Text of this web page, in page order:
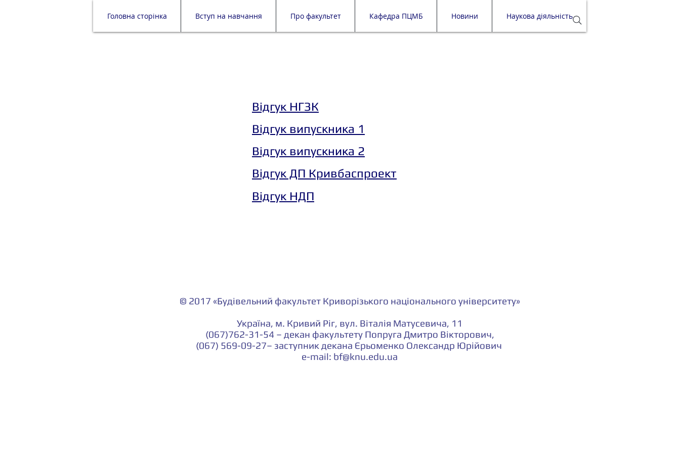
Головна сторінка Вступ на навчання Про факультет Кафедра ПЦМБ Новини Наукова діяльність
Відгук НГЗК
Відгук випускника 1
Відгук випускника 2
Відгук ДП Кривбаспроект
Відгук НДП
© 2017 «Будівельний факультет Криворізького національного університету»
Україна, м. Кривий Ріг, вул. Віталія Матусевича, 11
(067)762-31-54 – декан факультету Попруга Дмитро Вікторович,
(067) 569-09-27– заступник декана Єрьоменко Олександр Юрійович
e-mail: bf@knu.edu.ua